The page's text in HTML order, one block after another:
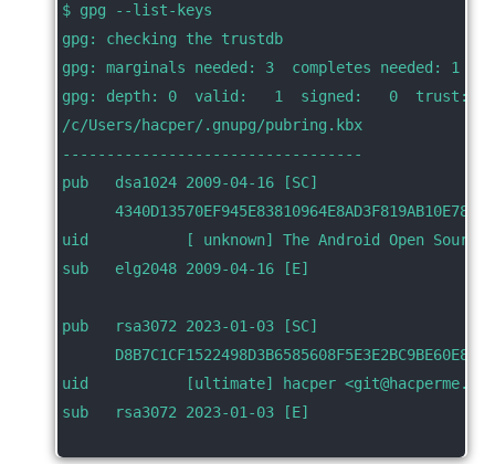
$ gpg --list-keys
gpg: checking the trustdb
gpg: marginals needed: 3  completes needed: 1
gpg: depth: 0  valid:   1  signed:   0  trust:
/c/Users/hacper/.gnupg/pubring.kbx
----------------------------------
pub   dsa1024 2009-04-16 [SC]
4340D13570EF945E83810964E8AD3F819AB10E78
uid           [ unknown] The Android Open
sub   elg2048 2009-04-16 [E]
pub   rsa3072 2023-01-03 [SC]
D8B7C1CF1522498D3B6585608F5E3E2BC9BE60E8
uid           [ultimate] hacper
sub   rsa3072 2023-01-03 [E]